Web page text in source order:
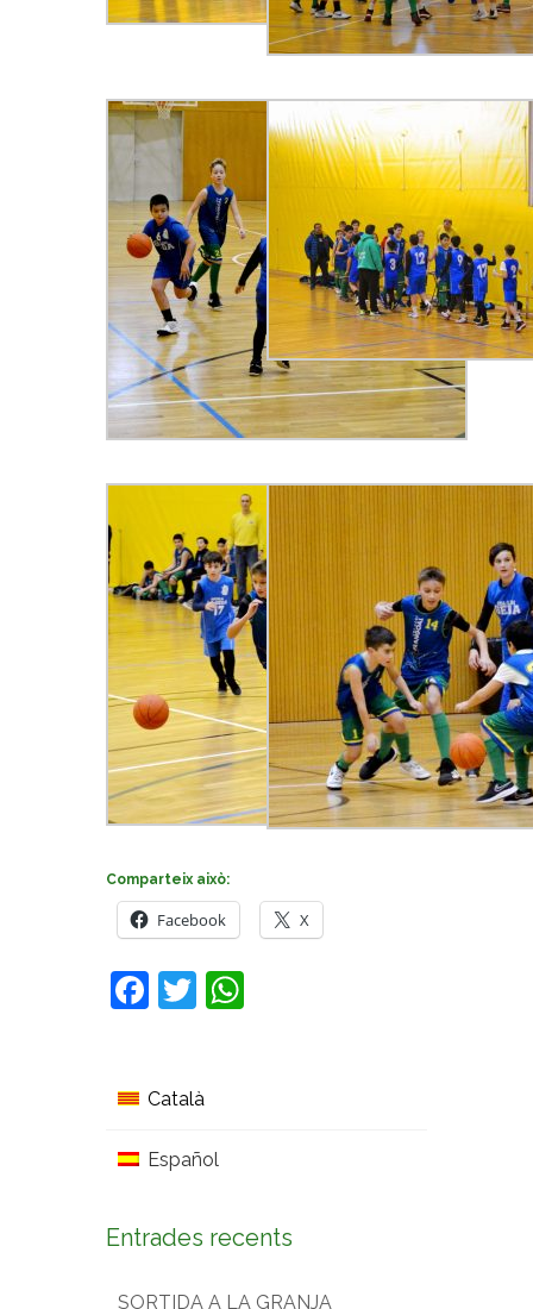
Comparteix això:
Facebook X
Facebook
Twitter
Català
Español
Entrades recents
SORTIDA A LA GRANJA